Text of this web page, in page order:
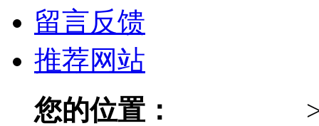
留言反馈
推荐网站
您的位置：